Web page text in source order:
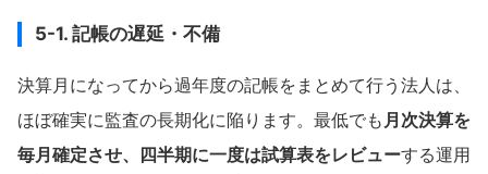
5-1. 記帳の遅延・不備
決算月になってから過年度の記帳をまとめて行う法人は、
ほぼ確実に監査の長期化に陥ります。最低でも 月次決算を
毎月確定させ、四半期に一度は試算表をレビューする運用